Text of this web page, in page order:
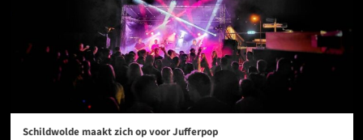
Schildwolde maakt zich op voor Jufferpop